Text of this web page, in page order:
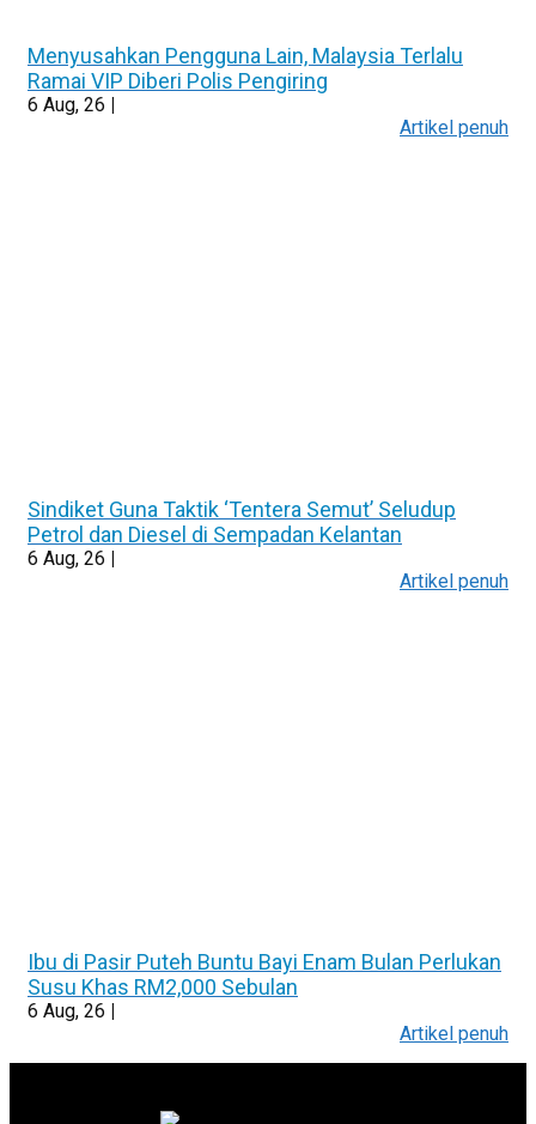
Menyusahkan Pengguna Lain, Malaysia Terlalu
Ramai VIP Diberi Polis Pengiring
6 Aug, 26
Artikel penuh
Sindiket Guna Taktik ‘Tentera Semut’ Seludup
Petrol dan Diesel di Sempadan Kelantan
6 Aug, 26 |
Artikel penuh
Ibu di Pasir Puteh Buntu Bayi Enam Bulan Perlukan
Susu Khas RM2,000 Sebulan
6 Aug, 26 |
Artikel penuh